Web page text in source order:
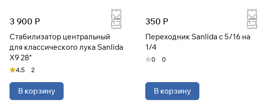
3 900 Р
Стабилизатор центральный
для классического лука Sanlida
X9 28"
4.5 2
В корзину
350 Р
Переходник Sanlida с 5/16 на
1/4
0 0
В корзину
не